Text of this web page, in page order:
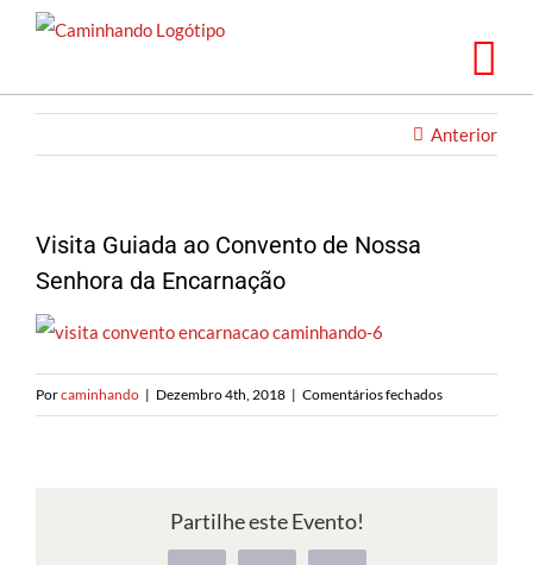
Saltar
Anterior
Visita Guiada ao Convento de Nossa
Senhora da Encarnação
Porcaminhando | Dezembro 4th, 2018 | Comentários fechadosem
Visita
Partilhe este Evento!